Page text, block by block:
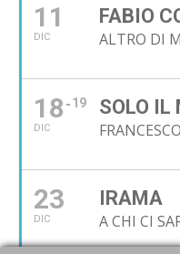
11
DIC
FABIO
ALTRO DI
18
DIC
19 SOLO IL
23
DIC
IRAMA
A CHI CI